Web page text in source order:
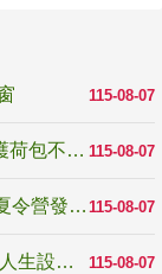
115-08-07
115-08-07
反詐騙宣導_防詐有道，霹靂布袋戲陪你守護荷包不受騙
115-08-07
跨越限制，探索潛能！115年多元潛能發展夏令營發掘生命無限可能
115-08-07
高齡不是終點而是夢想起點！教育部打造「人生設計夢工場」 參展第3屆高齡健康產業博覽會